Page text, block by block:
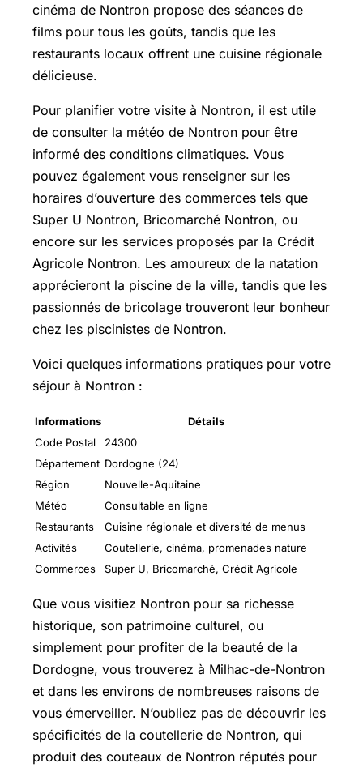
cinéma de Nontron propose des séances de
films pour tous les goûts, tandis que les
restaurants locaux offrent une cuisine régionale
délicieuse.
Pour planifier votre visite à Nontron, il est utile
de consulter la météo de Nontron pour être
informé des conditions climatiques. Vous
pouvez également vous renseigner sur les
horaires d’ouverture des commerces tels que
Super U Nontron, Bricomarché Nontron, ou
encore sur les services proposés par la Crédit
Agricole Nontron. Les amoureux de la natation
apprécieront la piscine de la ville, tandis que les
passionnés de bricolage trouveront leur bonheur
chez les piscinistes de Nontron.
Voici quelques informations pratiques pour votre
séjour à Nontron :
Informations
Détails
Code Postal
24300
Département Dordogne (24)
Région
Nouvelle-Aquitaine
Météo
Consultable en ligne
Restaurants
Cuisine régionale et diversité de menus
Activités
Coutellerie, cinéma, promenades nature
Commerces
Super U, Bricomarché, Crédit Agricole
Que vous visitiez Nontron pour sa richesse
historique, son patrimoine culturel, ou
simplement pour profiter de la beauté de la
Dordogne, vous trouverez à Milhac-de-Nontron
et dans les environs de nombreuses raisons de
vous émerveiller. N’oubliez pas de découvrir les
spécificités de la coutellerie de Nontron, qui
produit des couteaux de Nontron réputés pour